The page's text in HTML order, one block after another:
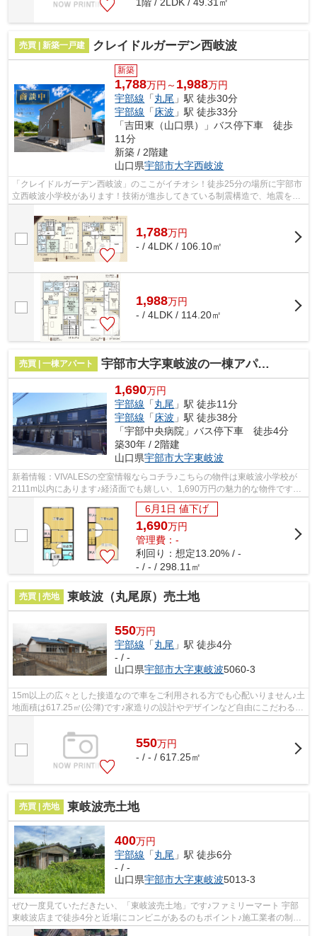
1階 / 2LDK / 49.31㎡
売買 | 新築一戸建 クレイドルガーデン西岐波
新築
1,788万円～ 1,988万円
宇部線 「丸尾 」駅 徒歩30分
宇部線 「床波 」駅 徒歩33分
「吉田東（山口県）」バス停下車 徒歩
11分
新築 / 2階建
山口県宇部市大字西岐波
「クレイドルガーデン西岐波」のここがイチオシ！徒歩25分の場所に宇部市
立西岐波小学校があります！技術が進歩してきている制震構造で、地震を防
1,788万円
- / 4LDK / 106.10㎡
1,988万円
- / 4LDK / 114.20㎡
売買 | 一棟アパート 宇部市大字東岐波の一棟アパート
1,690万円
宇部線 「丸尾 」駅 徒歩11分
宇部線 「床波 」駅 徒歩38分
「宇部中央病院」バス停下車 徒歩4分
築30年 / 2階建
山口県宇部市大字東岐波
新着情報：VIVALESの空室情報ならコチラ♪こちらの物件は東岐波小学校が
2111m以内にあります♪経済面でも嬉しい、1,690万円の魅力的な物件です♪
この立地であれば投資用にも適しているの...
6月1日 値下げ
1,690万円
管理費：-
利回り：想定13.20% / -
- / - / 298.11㎡
売買 | 売地 東岐波（丸尾原）売土地
550万円
宇部線 「丸尾 」駅 徒歩4分
- / -
山口県宇部市大字東岐波5060-3
15m以上の広々とした接道なので車をご利用される方でも心配いりません♪土
地面積は617.25㎡(公簿)です♪家造りの設計やデザインなど自由にこだわるこ
550万円
- / - / 617.25㎡
売買 | 売地 東岐波売土地
400万円
宇部線 「丸尾 」駅 徒歩6分
- / -
山口県宇部市大字東岐波5013-3
ぜひ一度見ていただきたい、「東岐波売土地」です♪ファミリーマート 宇部
東岐波店まで徒歩4分と近場にコンビニがあるのもポイント♪施工業者の制約
を受けないので、自分で1から間取りを...